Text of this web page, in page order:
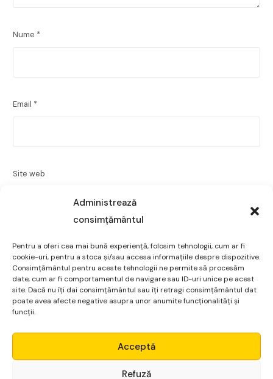
Administrează
consimțământul
Pentru a oferi cea mai bună experiență, folosim tehnologii, cum ar fi
cookie-uri, pentru a stoca și/sau accesa informațiile despre dispozitive.
Consimțământul pentru aceste tehnologii ne permite să procesăm
date, cum ar fi comportamentul de navigare sau ID-uri unice pe acest
site. Dacă nu îți dai consimțământul sau îți retragi consimțământul dat
poate avea afecte negative asupra unor anumite funcționalități și
funcții.
Acceptă
Refuză
Nume *
Email *
Site web
Salvează-mi numele, emailul și site-ul web în acest
navigator pentru data viitoare când o să comentez.
Micro Alpha